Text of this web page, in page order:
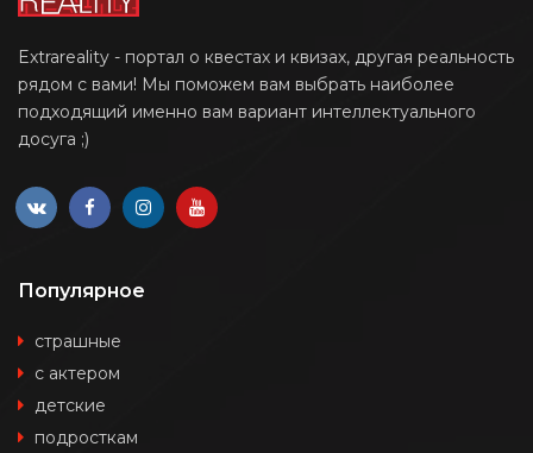
Extrareality - портал о квестах и квизах, другая реальность
рядом с вами! Мы поможем вам выбрать наиболее
подходящий именно вам вариант интеллектуального
досуга ;)
Популярное
страшные
с актером
детские
подросткам